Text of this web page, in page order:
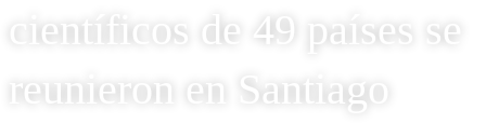
científicos de 49 países se
reunieron en Santiago